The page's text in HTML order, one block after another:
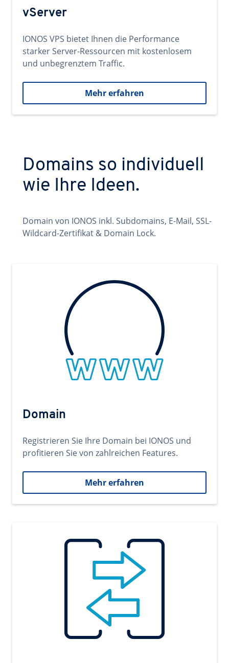
vServer
IONOS VPS bietet Ihnen die Performance
starker Server-Ressourcen mit kostenlosem
und unbegrenztem Traffic.
Mehr erfahren
Domains so individuell
wie Ihre Ideen.
Domain von IONOS inkl. Subdomains, E-Mail, SSL-
Wildcard-Zertifikat & Domain Lock.
Domain
Registrieren Sie Ihre Domain bei IONOS und
profitieren Sie von zahlreichen Features.
Mehr erfahren